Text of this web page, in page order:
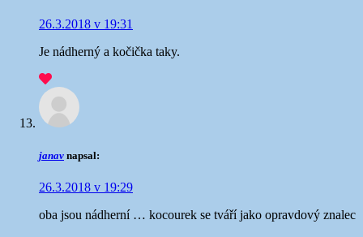
26.3.2018 v 19:31
Je nádherný a kočička taky.
janav napsal:
26.3.2018 v 19:29
oba jsou nádherní … kocourek se tváří jako opravdový znalec